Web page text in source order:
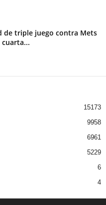
de triple juego contra Mets
15173
9958
6961
5229
6
4